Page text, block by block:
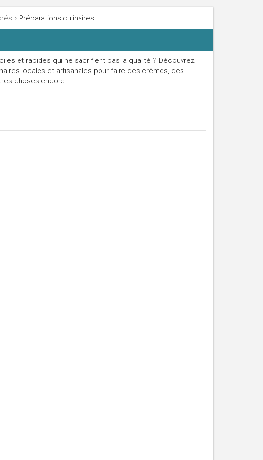
› Préparations culinaires
et rapides qui ne sacrifient pas la qualité ? Découvrez
locales et artisanales pour faire des crèmes, des
choses encore.